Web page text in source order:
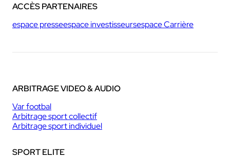
ACCÈS PARTENAIRES
espace presseespace investisseursespace Carrière
ARBITRAGE VIDEO & AUDIO
Var footbal
Arbitrage sport collectif
Arbitrage sport individuel
SPORT ELITE